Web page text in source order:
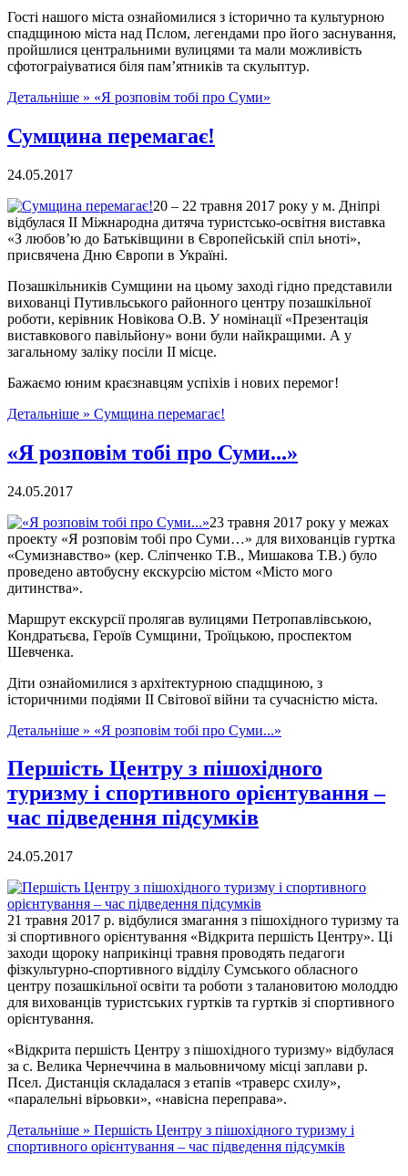
Гості нашого міста ознайомилися з історично та культурною
спадщиною міста над Пслом, легендами про його заснування,
пройшлися центральними вулицями та мали можливість
сфотограіуватися біля пам’ятників та скульптур.
Детальніше » «Я розповім тобі про Суми»
Сумщина перемагає!
24.05.2017
20 – 22 травня 2017 року у м. Дніпрі
відбулася ІІ Міжнародна дитяча туристсько-освітня виставка
«З любов’ю до Батьківщини в Європейській спіл ьноті»,
присвячена Дню Європи в Україні.
Позашкільників Сумщини на цьому заході гідно представили
вихованці Путивльського районного центру позашкільної
роботи, керівник Новікова О.В. У номінації «Презентація
виставкового павільйону» вони були найкращими. А у
загальному заліку посіли ІІ місце.
Бажаємо юним краєзнавцям успіхів і нових перемог!
Детальніше » Сумщина перемагає!
«Я розповім тобі про Суми...»
24.05.2017
23 травня 2017 року у межах
проекту «Я розповім тобі про Суми…» для вихованців гуртка
«Сумизнавство» (кер. Сліпченко Т.В., Мишакова Т.В.) було
проведено автобусну екскурсію містом «Місто мого
дитинства».
Маршрут екскурсії пролягав вулицями Петропавлівською,
Кондратьєва, Героїв Сумщини, Троїцькою, проспектом
Шевченка.
Діти ознайомилися з архітектурною спадщиною, з
історичними подіями ІІ Світової війни та сучасністю міста.
Детальніше » «Я розповім тобі про Суми...»
Першість Центру з пішохідного
туризму і спортивного орієнтування –
час підведення підсумків
24.05.2017
21 травня 2017 р. відбулися змагання з пішохідного туризму та
зі спортивного орієнтування «Відкрита першість Центру». Ці
заходи щороку наприкінці травня проводять педагоги
фізкультурно-спортивного відділу Сумського обласного
центру позашкільної освіти та роботи з талановитою молоддю
для вихованців туристських гуртків та гуртків зі спортивного
орієнтування.
«Відкрита першість Центру з пішохідного туризму» відбулася
за с. Велика Чернеччина в мальовничому місці заплави р.
Псел. Дистанція складалася з етапів «траверс схилу»,
«паралельні вірьовки», «навісна переправа».
Детальніше » Першість Центру з пішохідного туризму і
спортивного орієнтування – час підведення підсумків